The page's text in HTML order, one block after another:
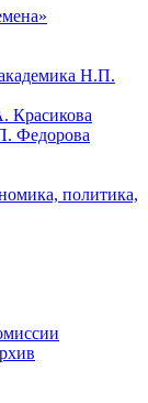
Н.П.
Красикова
Федорова
политика,